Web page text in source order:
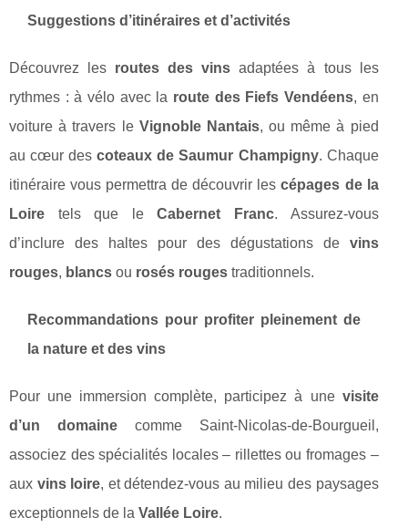
Suggestions d’itinéraires et d’activités
Découvrez les routes des vins adaptées à tous les
rythmes : à vélo avec la route des Fiefs Vendéens, en
voiture à travers le Vignoble Nantais, ou même à pied
au cœur descoteaux de Saumur Champigny. Chaque
itinéraire vous permettra de découvrir lescépages de la
Loire tels que leCabernet Franc. Assurez-vous
d’inclure des haltes pour des dégustations de vins
rouges, blancs ou rosés rouges traditionnels.
Recommandations pour profiter pleinement de
la nature et des vins
Pour une immersion complète, participez à une visite
d’un domainecomme Saint-Nicolas-de-Bourgueil,
associez des spécialités locales – rillettes ou fromages –
aux vins loire, et détendez-vous au milieu des paysages
exceptionnels de la Vallée Loire.